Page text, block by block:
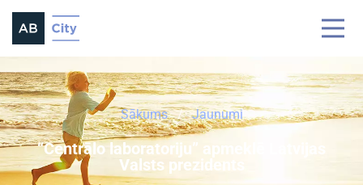
Sākums Jaunumi
“Centrālo laboratoriju” apmeklē Latvijas
Valsts prezidents